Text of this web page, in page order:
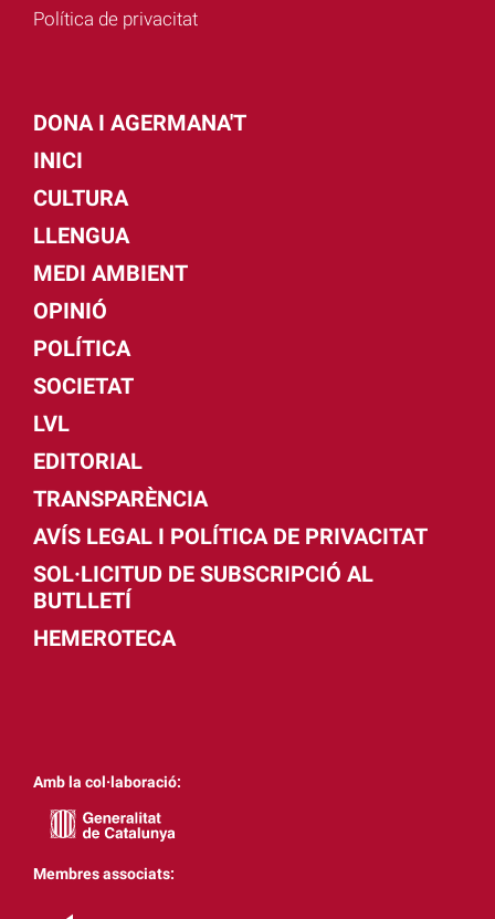
Política de privacitat
DONA I AGERMANA'T
INICI
CULTURA
LLENGUA
MEDI AMBIENT
OPINIÓ
POLÍTICA
SOCIETAT
LVL
EDITORIAL
TRANSPARÈNCIA
AVÍS LEGAL I POLÍTICA DE PRIVACITAT
SOL·LICITUD DE SUBSCRIPCIÓ AL
BUTLLETÍ
HEMEROTECA
Amb la col·laboració:
Membres associats: